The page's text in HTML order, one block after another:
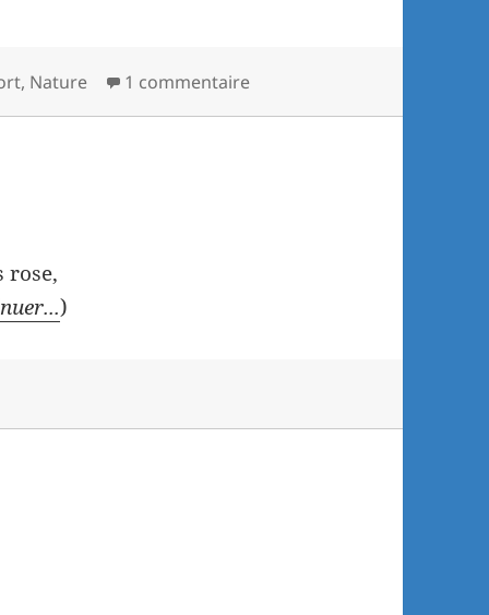
, Nature 1 commentaire
rose,
)